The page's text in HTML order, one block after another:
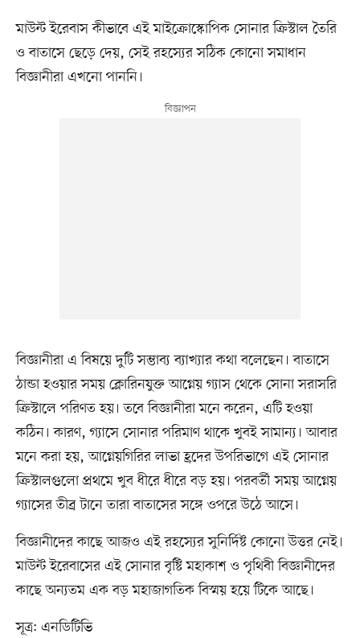
মাউন্ট ইরেবাস কীভাবে এই মাইক্রোস্কোপিক সোনার ক্রিস্টাল তৈরি
ও বাতাসে ছেড়ে দেয়, সেই রহস্যের সঠিক কোনো সমাধান
বিজ্ঞানীরা এখনো পাননি।
বিজ্ঞানীরা এ বিষয়ে দুটি সম্ভাব্য ব্যাখ্যার কথা বলেছেন। বাতাসে
ঠান্ডা হওয়ার সময় ক্লোরিনযুক্ত আগ্নেয় গ্যাস থেকে সোনা সরাসরি
ক্রিস্টালে পরিণত হয়। তবে বিজ্ঞানীরা মনে করেন, এটি হওয়া
কঠিন। কারণ, গ্যাসে সোনার পরিমাণ থাকে খুবই সামান্য। আবার
মনে করা হয়, আগ্নেয়গিরির লাভা হ্রদের উপরিভাগে এই সোনার
ক্রিস্টালগুলো প্রথমে খুব ধীরে ধীরে বড় হয়। পরবর্তী সময় আগ্নেয়
গ্যাসের তীব্র টানে তারা বাতাসের সঙ্গে ওপরে উঠে আসে।
বিজ্ঞানীদের কাছে আজও এই রহস্যের সুনির্দিষ্ট কোনো উত্তর নেই।
মাউন্ট ইরেবাসের এই সোনার বৃষ্টি মহাকাশ ও পৃথিবী বিজ্ঞানীদের
কাছে অন্যতম এক বড় মহাজাগতিক বিস্ময় হয়ে টিকে আছে।
সূত্র: এনডিটিভি